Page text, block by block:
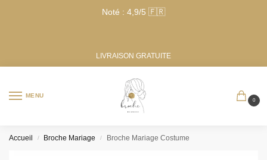
Noté : 4,9/5 🇫🇷
LIVRAISON GRATUITE
MENU
0
Accueil / Broche Mariage / Broche Mariage Costume